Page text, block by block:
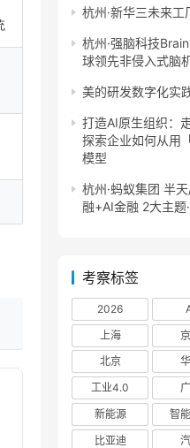
杭州·新华三未来
杭州·强脑科技
球领先非侵入式脑
美的研发数字化实
打造AI原生组织：
探索企业如何从用
模型
杭州·蚂蚁集团 半
融+AI金融 2大主题
考察标签
2026
上海
北京
工业4.0
新能源
智
比亚迪